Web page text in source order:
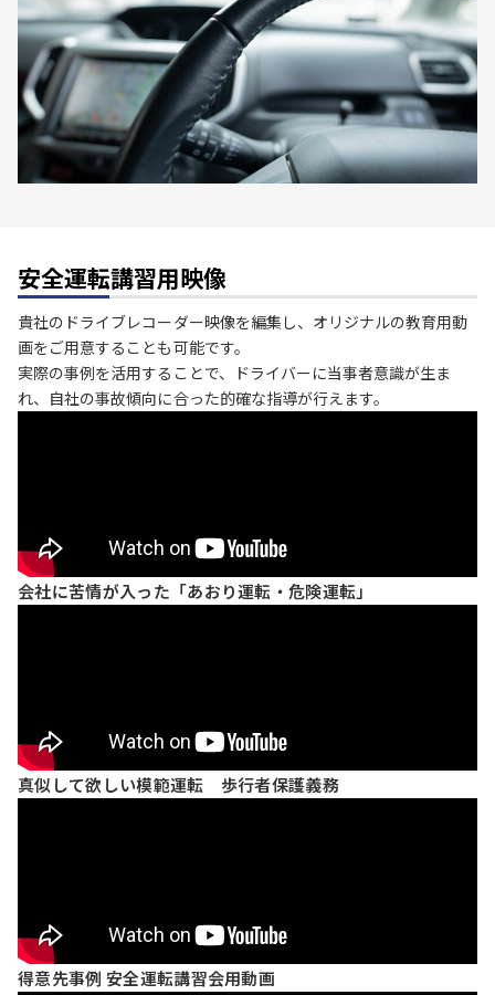
安全運転講習用映像
貴社のドライブレコーダー映像を編集し、オリジナルの教育用動
画をご用意することも可能です。
実際の事例を活用することで、ドライバーに当事者意識が生ま
れ、自社の事故傾向に合った的確な指導が行えます。
会社に苦情が入った「あおり運転・危険運転」
真似して欲しい模範運転 歩行者保護義務
得意先事例 安全運転講習会用動画